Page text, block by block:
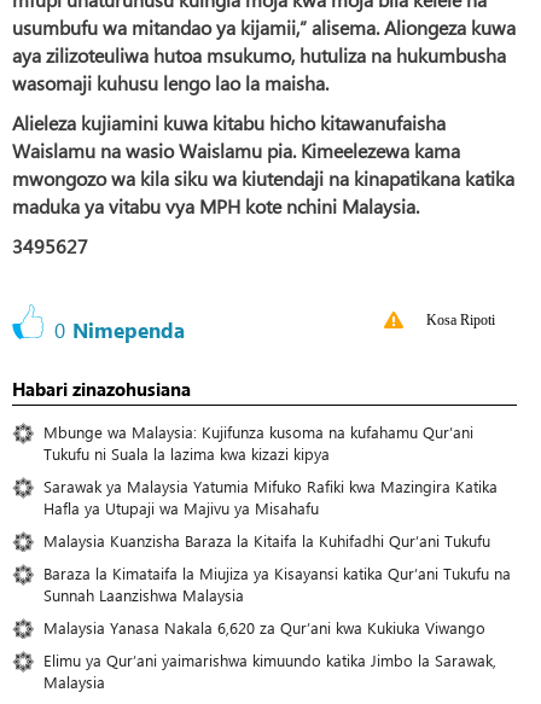
usumbufu wa mitandao ya kijamii,” alisema. Aliongeza kuwa
aya zilizoteuliwa hutoa msukumo, hutuliza na hukumbusha
wasomaji kuhusu lengo lao la maisha.
Alieleza kujiamini kuwa kitabu hicho kitawanufaisha
Waislamu na wasio Waislamu pia. Kimeelezewa kama
mwongozo wa kila siku wa kiutendaji na kinapatikana katika
maduka ya vitabu vya MPH kote nchini Malaysia.
3495627
0 Nimependa Kosa Ripoti
Habari zinazohusiana
Mbunge wa Malaysia: Kujifunza kusoma na kufahamu Qur’ani
Tukufu ni Suala la lazima kwa kizazi kipya
Sarawak ya Malaysia Yatumia Mifuko Rafiki kwa Mazingira Katika
Hafla ya Utupaji wa Majivu ya Misahafu
Malaysia Kuanzisha Baraza la Kitaifa la Kuhifadhi Qur’ani Tukufu
Baraza la Kimataifa la Miujiza ya Kisayansi katika Qur’ani Tukufu na
Sunnah Laanzishwa Malaysia
Malaysia Yanasa Nakala 6,620 za Qur’ani kwa Kukiuka Viwango
Elimu ya Qur’ani yaimarishwa kimuundo katika Jimbo la Sarawak,
Malaysia